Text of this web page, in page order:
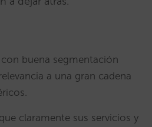
buena segmentación
a una gran cadena
claramente sus servicios y